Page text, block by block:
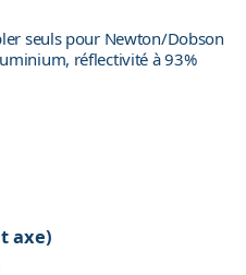
seuls pour Newton/Dobson
réflectivité à 93%
axe)